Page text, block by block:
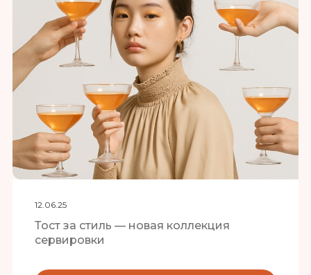
12.06.25
Тост за стиль — новая коллекция
сервировки